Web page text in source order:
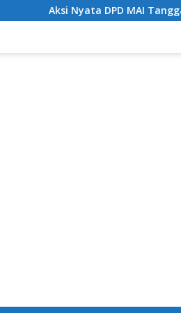
DPD MAI Tanggamus: Edukasi